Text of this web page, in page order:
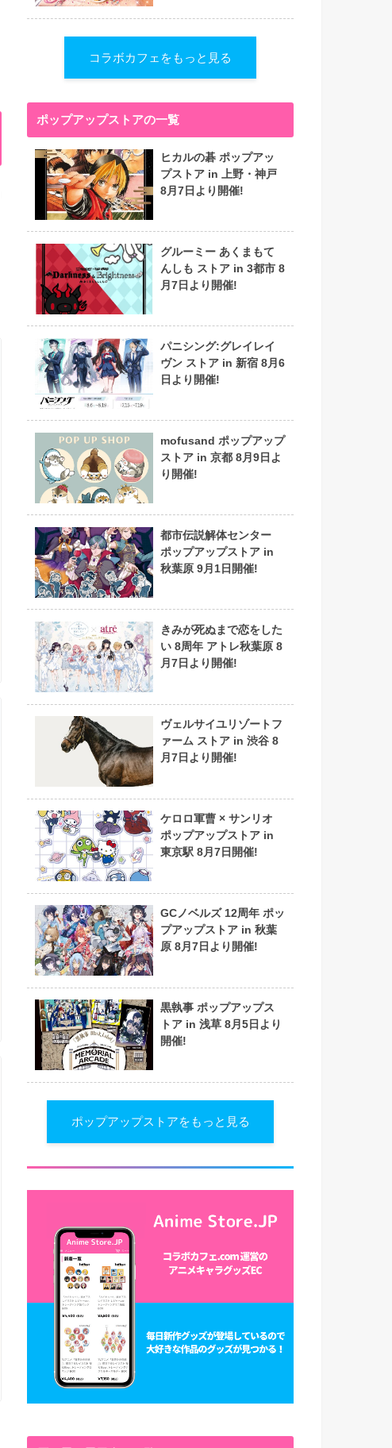
コラボカフェをもっと見る
ポップアップストアの一覧
ヒカルの碁 ポップアッ
プストア in 上野・神戸
8月7日より開催!
グルーミー あくまもて
んしも ストア in 3都市 8
月7日より開催!
パニシング:グレイレイ
ヴン ストア in 新宿 8月6
日より開催!
mofusand ポップアップ
ストア in 京都 8月9日よ
り開催!
都市伝説解体センター
ポップアップストア in
秋葉原 9月1日開催!
きみが死ぬまで恋をした
い 8周年 アトレ秋葉原 8
月7日より開催!
ヴェルサイユリゾートフ
ァーム ストア in 渋谷 8
月7日より開催!
ケロロ軍曹 × サンリオ
ポップアップストア in
東京駅 8月7日開催!
GCノベルズ 12周年 ポッ
プアップストア in 秋葉
原 8月7日より開催!
黒執事 ポップアップス
トア in 浅草 8月5日より
開催!
ポップアップストアをもっと見る